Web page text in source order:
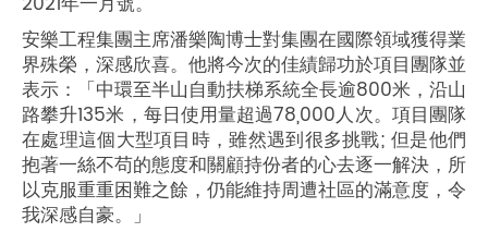
安樂工程集團主席潘樂陶博士對集團在國際領域獲得業
界殊榮，深感欣喜。他將今次的佳績歸功於項目團隊並
表示：「中環至半山自動扶梯系統全長逾800米，沿山
路攀升135米，每日使用量超過78,000人次。項目團隊
在處理這個大型項目時，雖然遇到很多挑戰; 但是他們
抱著一絲不苟的態度和關顧持份者的心去逐一解決，所
以克服重重困難之餘，仍能維持周遭社區的滿意度，令
我深感自豪。」